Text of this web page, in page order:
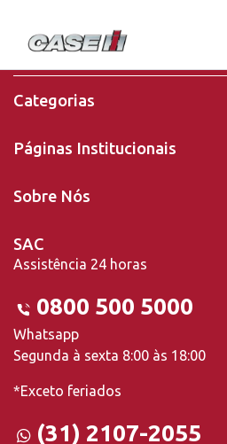
Categorias
Páginas Institucionais
Sobre Nós
SAC
Assistência 24 horas
0800 500 5000
Whatsapp
Segunda à sexta 8:00 às 18:00
*Exceto feriados
(31) 2107-2055